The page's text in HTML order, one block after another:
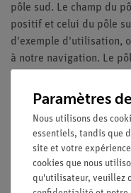
pôle sud. Le champ du
positif et celui du pôle
d'exemple d'utilisation,
à notre navigation. Le
de la terre bougent et
Avantages
Description de
compréhensible et
(pertinence pour
Paramètres
Nous utilisons des
essentiels, tandis que
site et votre
cookies que nous
qu'utilisateur, veuillez